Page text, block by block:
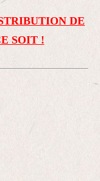
DE
SOIT !